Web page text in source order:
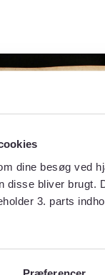
dine besøg ved
disse bliver
3. parts